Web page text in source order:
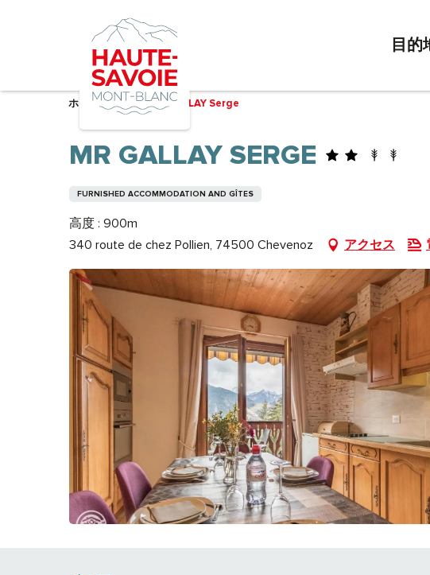
目的
ホーム – 準備中 Mr GALLAY Serge
MR GALLAY SERGE
FURNISHED ACCOMMODATION AND GÎTES
高度 : 900m
340 route de chez Pollien, 74500 Chevenoz
アクセス